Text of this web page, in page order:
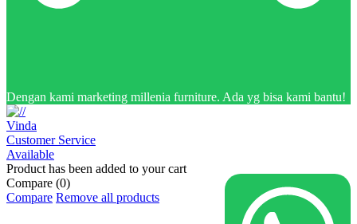
Dengan kami marketing millenia furniture. Ada yg bisa kami bantu!
Vinda
Customer Service
Available
Product has been added to your cart
Compare (0)
Compare Remove all products